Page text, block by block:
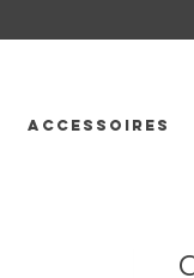
💜 ☀️
ACCESSOIRES